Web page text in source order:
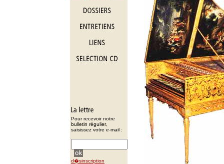
Pour recevoir notre
bulletin régulier,
saisissez votre e-mail :
d�sinscription